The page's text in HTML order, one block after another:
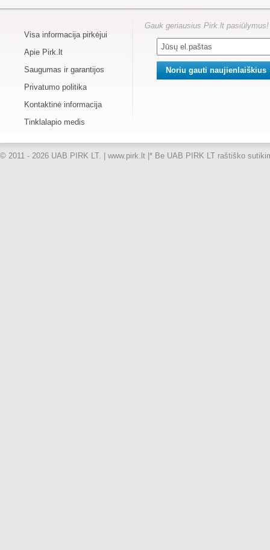
Visa informacija pirkėjui
Apie Pirk.lt
Saugumas ir garantijos
Privatumo politika
Kontaktinė informacija
Tinklalapio medis
Gauk geriausius Pirk.lt pasiūlymus!
© 2011 - 2026 UAB PIRK LT. | www.pirk.lt | * Be UAB PIRK LT raštiško